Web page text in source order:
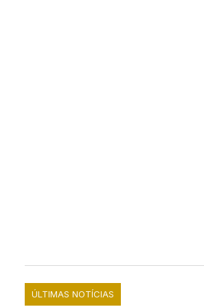
ÚLTIMAS NOTÍCIAS